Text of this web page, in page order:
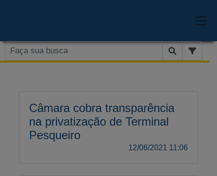
Câmara cobra transparência
na privatização de Terminal
Pesqueiro
12/06/2021 11:06